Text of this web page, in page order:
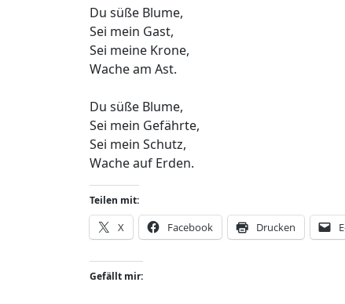
Du süße Blume,
Sei mein Gast,
Sei meine Krone,
Wache am Ast.
Du süße Blume,
Sei mein Gefährte,
Sei mein Schutz,
Wache auf Erden.
Teilen mit:
X Facebook Drucken
Gefällt mir: